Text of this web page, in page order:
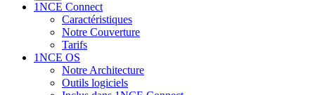
1NCE Connect
Caractéristiques
Notre Couverture
Tarifs
1NCE OS
Notre Architecture
Outils logiciels